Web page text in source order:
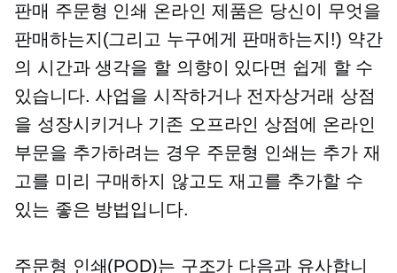
판매 주문형 인쇄 온라인 제품은 당신이 무엇을
판매하는지(그리고 누구에게 판매하는지!) 약간
의 시간과 생각을 할 의향이 있다면 쉽게 할 수
있습니다. 사업을 시작하거나 전자상거래 상점
을 성장시키거나 기존 오프라인 상점에 온라인
부문을 추가하려는 경우 주문형 인쇄는 추가 재
고를 미리 구매하지 않고도 재고를 추가할 수
있는 좋은 방법입니다.
주문형 인쇄(POD)는 구조가 다음과 유사합니